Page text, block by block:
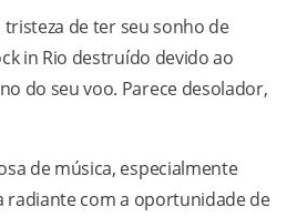
tristeza de ter seu sonho de
in Rio destruído devido ao
do seu voo. Parece desolador,
de música, especialmente
radiante com a oportunidade de